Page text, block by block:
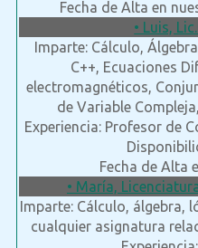
Fecha de Alta en
• Luis,
Imparte: Cálculo,
C++, Ecuaciones
electromagnéticos,
de Variable
Experiencia: Profesor de
Fecha de Alta
• María,
Imparte: Cálculo, álgebra,
cualquier asignatura